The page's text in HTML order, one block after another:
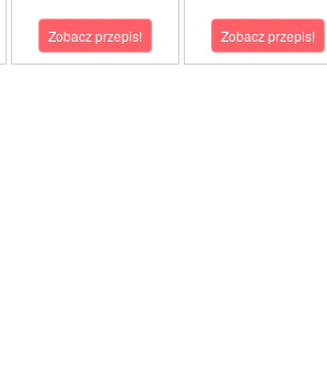
Zobacz przepis! Zobacz przepis!